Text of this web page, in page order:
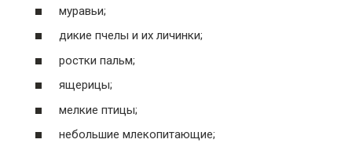
муравьи;
дикие пчелы и их личинки;
ростки пальм;
ящерицы;
мелкие птицы;
небольшие млекопитающие;